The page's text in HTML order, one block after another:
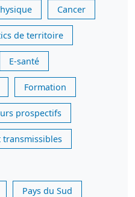
Cancer
de territoire
E-santé
Formation
prospectifs
Pays du Sud